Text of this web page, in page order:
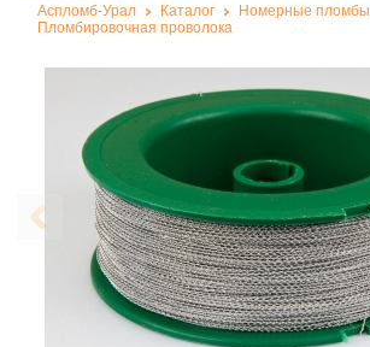
Аспломб-Урал Каталог
Номерные пломбы
Пломбировочная проволока